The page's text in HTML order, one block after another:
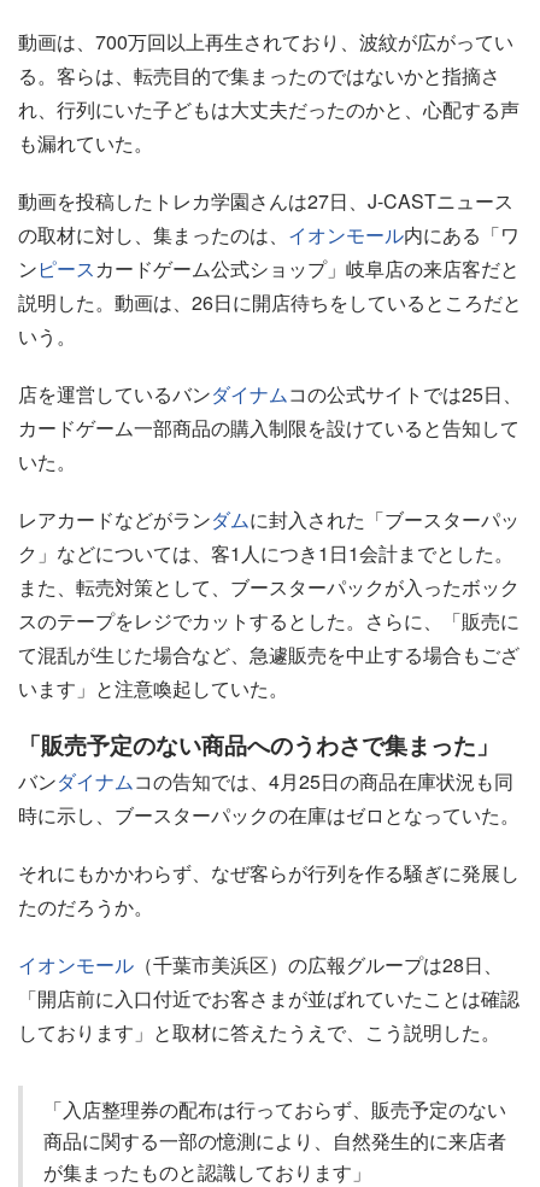
動画は、700万回以上再生されており、波紋が広がってい
る。客らは、転売目的で集まったのではないかと指摘さ
れ、行列にいた子どもは大丈夫だったのかと、心配する声
も漏れていた。
動画を投稿したトレカ学園さんは27日、J-CASTニュース
の取材に対し、集まったのは、 イオンモール内にある「ワ
ンピースカードゲーム公式ショップ」岐阜店の来店客だと
説明した。動画は、26日に開店待ちをしているところだと
いう。
店を運営しているバンダイナムコの公式サイトでは25日、
カードゲーム一部商品の購入制限を設けていると告知して
いた。
レアカードなどがランダムに封入された「ブースターパッ
ク」などについては、客1人につき1日1会計までとした。
また、転売対策として、ブースターパックが入ったボック
スのテープをレジでカットするとした。さらに、「販売に
て混乱が生じた場合など、急遽販売を中止する場合もござ
います」と注意喚起していた。
「販売予定のない商品へのうわさで集まった」
バンダイナムコの告知では、4月25日の商品在庫状況も同
時に示し、ブースターパックの在庫はゼロとなっていた。
それにもかかわらず、なぜ客らが行列を作る騒ぎに発展し
たのだろうか。
イオンモール （千葉市美浜区）の広報グループは28日、
「開店前に入口付近でお客さまが並ばれていたことは確認
しております」と取材に答えたうえで、こう説明した。
「入店整理券の配布は行っておらず、販売予定のない
商品に関する一部の憶測により、自然発生的に来店者
が集まったものと認識しております」